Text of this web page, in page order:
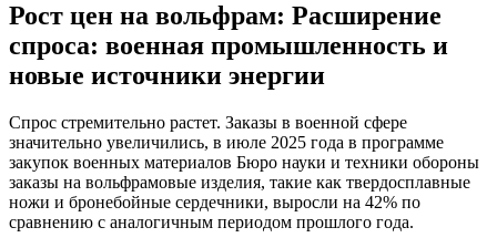
Рост цен на вольфрам: Расширение
спроса: военная промышленность и
новые источники энергии
Спрос стремительно растет. Заказы в военной сфере
значительно увеличились, в июле 2025 года в программе
закупок военных материалов Бюро науки и техники обороны
заказы на вольфрамовые изделия, такие как твердосплавные
ножи и бронебойные сердечники, выросли на 42% по
сравнению с аналогичным периодом прошлого года.